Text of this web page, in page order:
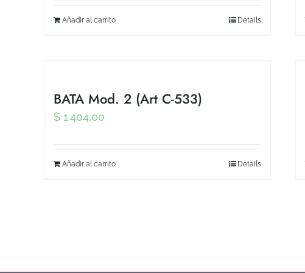
Añadir al carrito Details
BATA Mod. 2 (Art C-533)
$ 1.404,00
Añadir al carrito Details